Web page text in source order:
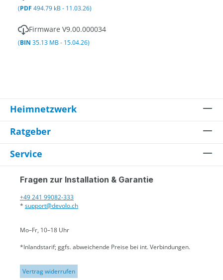
(PDF 494.79 kB - 11.03.26)
Firmware V9.00.000034
(BIN 35.13 MB - 15.04.26)
Heimnetzwerk
Ratgeber
Service
Fragen zur Installation & Garantie
+49 241 99082-333
* support@devolo.ch
Mo–Fr, 10–18 Uhr
*Inlandstarif; ggfs. abweichende Preise bei int. Verbindungen.
Vertrag widerrufen